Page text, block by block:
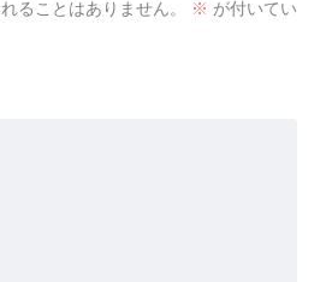
ることはありません。 ※ が付いてい